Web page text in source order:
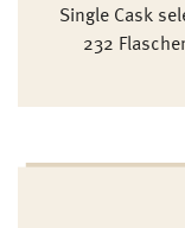
Single Cask
232